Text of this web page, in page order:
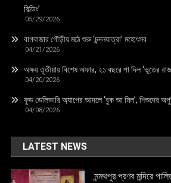
বিল্ডিং’
05/29/2026
বাগবাজার গৌড়ীয় মঠে শুরু ‘চন্দনযাত্রা’ মহোৎসব
04/21/2026
অক্ষয় তৃতীয়ায় বিশেষ অফার, ২১ বছরে পা দিল ‘ভূতের
04/20/2026
ফুড ডেলিভারি অ্যাপের আদলে ‘বুক আ মিল’, শিশুদের
04/08/2026
LATEST NEWS
মন্মথপুর প্রণব মন্দিরে